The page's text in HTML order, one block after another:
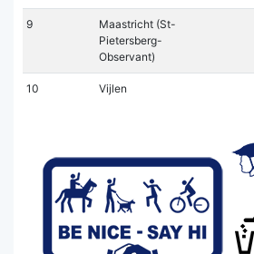
9
Maastricht (St-
Pietersberg-
Observant)
10 Vijlen